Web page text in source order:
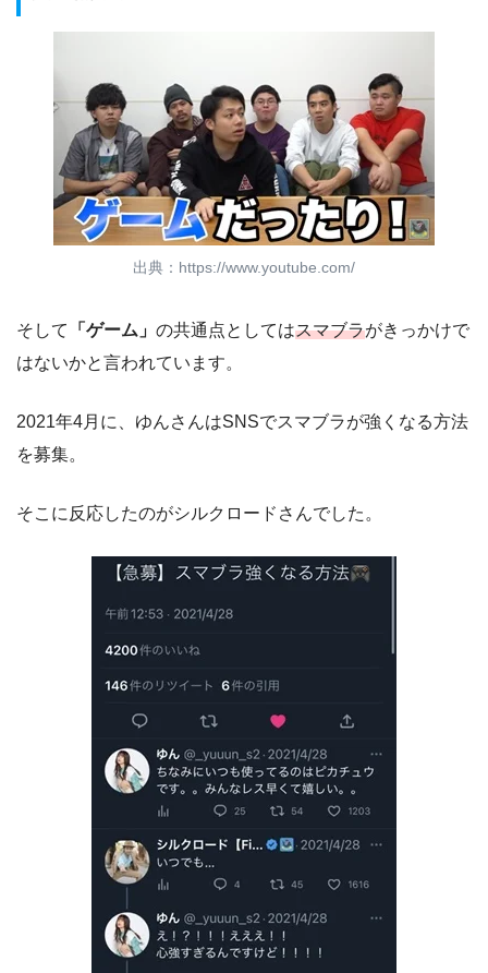
出典：https://www.youtube.com/
そして 「ゲーム」 の共通点としてはスマブラがきっかけで
はないかと言われています。
2021年4月に、ゆんさんはSNSでスマブラが強くなる方法
を募集。
そこに反応したのがシルクロードさんでした。